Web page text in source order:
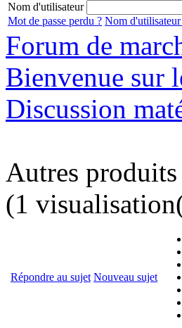
Nom d'utilisateur
Mot de passe perdu ? Nom
Forum de
Bienvenue sur
Discussion
Autres
(1
Répondre au sujet Nouveau sujet